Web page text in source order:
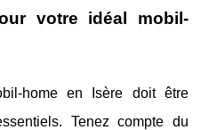
votre idéal mobil-
home en Isère doit être
Tenez compte du